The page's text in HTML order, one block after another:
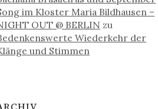
im Kloster Maria Bildhausen –
OUT @ BERLIN zu
Wiederkehr der
und Stimmen